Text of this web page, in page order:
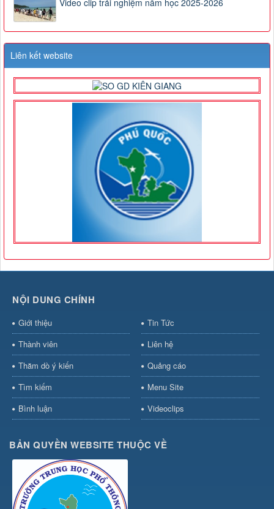
Video clip trải nghiệm năm học 2025-2026
Liên kết website
NỘI DUNG CHÍNH
Giới thiệu
Tin Tức
Thành viên
Liên hệ
Thăm dò ý kiến
Quảng cáo
Tìm kiếm
Menu Site
Bình luận
Videoclips
BẢN QUYỀN WEBSITE THUỘC VỀ